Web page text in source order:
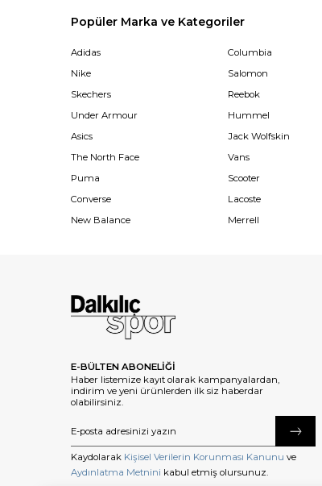
Popüler Marka ve Kategoriler
Adidas
Nike
Skechers
Under Armour
Asics
The North Face
Puma
Converse
New Balance
Columbia
Salomon
Reebok
Hummel
Jack Wolfskin
Vans
Scooter
Lacoste
Merrell
E-BÜLTEN ABONELİĞİ
Haber listemize kayıt olarak kampanyalardan,
indirim ve yeni ürünlerden ilk siz haberdar
olabilirsiniz.
Kaydolarak Kişisel Verilerin Korunması Kanunu ve
Aydınlatma Metnini kabul etmiş olursunuz.